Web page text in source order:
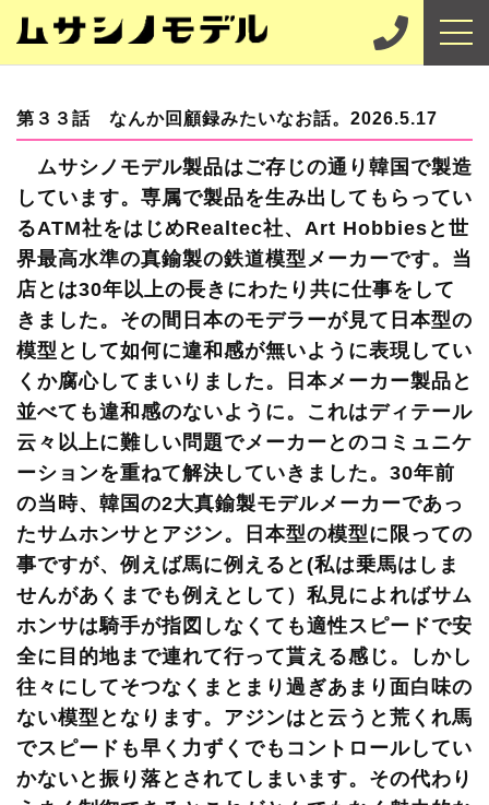
第３３話 なんか回顧録みたいなお話。2026.5.17
ムサシノモデル製品はご存じの通り韓国で製造
しています。専属で製品を生み出してもらってい
るATM社をはじめRealtec社、Art Hobbiesと世
界最高水準の真鍮製の鉄道模型メーカーです。当
店とは30年以上の長きにわたり共に仕事をして
きました。その間日本のモデラーが見て日本型の
模型として如何に違和感が無いように表現してい
くか腐心してまいりました。日本メーカー製品と
並べても違和感のないように。これはディテール
云々以上に難しい問題でメーカーとのコミュニケ
ーションを重ねて解決していきました。30年前
の当時、韓国の2大真鍮製モデルメーカーであっ
たサムホンサとアジン。日本型の模型に限っての
事ですが、例えば馬に例えると(私は乗馬はしま
せんがあくまでも例えとして）私見によればサム
ホンサは騎手が指図しなくても適性スピードで安
全に目的地まで連れて行って貰える感じ。しかし
往々にしてそつなくまとまり過ぎあまり面白味の
ない模型となります。アジンはと云うと荒くれ馬
でスピードも早く力ずくでもコントロールしてい
かないと振り落とされてしまいます。その代わり